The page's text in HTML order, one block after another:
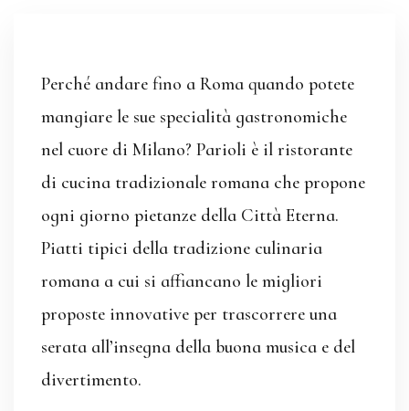
Perché andare fino a Roma quando potete
mangiare le sue specialità gastronomiche
nel cuore di Milano? Parioli è il ristorante
di cucina tradizionale romana che propone
ogni giorno pietanze della Città Eterna.
Piatti tipici della tradizione culinaria
romana a cui si affiancano le migliori
proposte innovative per trascorrere una
serata all’insegna della buona musica e del
divertimento.